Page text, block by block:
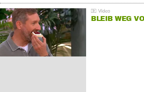
BLEIB WEG